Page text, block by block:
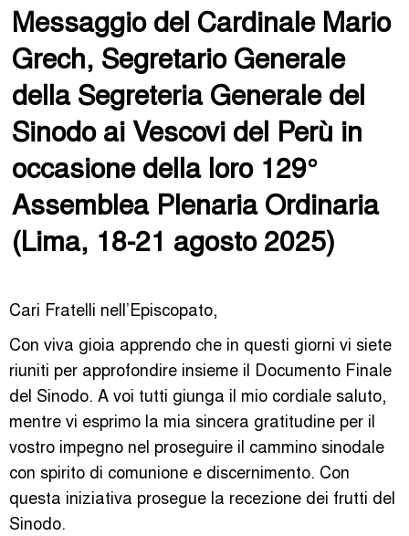
Messaggio del Cardinale Mario
Grech, Segretario Generale
della Segreteria Generale del
Sinodo ai Vescovi del Perù in
occasione della loro 129°
Assemblea Plenaria Ordinaria
(Lima, 18-21 agosto 2025)
Cari Fratelli nell’Episcopato,
Con viva gioia apprendo che in questi giorni vi siete
riuniti per approfondire insieme il Documento Finale
del Sinodo. A voi tutti giunga il mio cordiale saluto,
mentre vi esprimo la mia sincera gratitudine per il
vostro impegno nel proseguire il cammino sinodale
con spirito di comunione e discernimento. Con
questa iniziativa prosegue la recezione dei frutti del
Sinodo.